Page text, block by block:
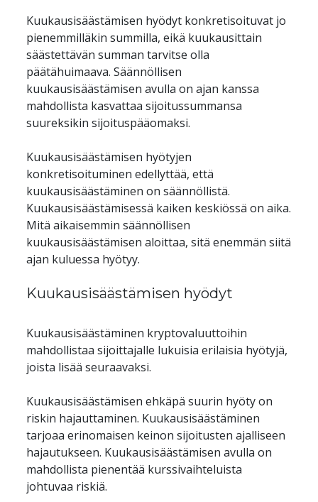
Kuukausisäästämisen hyödyt konkretisoituvat jo
pienemmilläkin summilla, eikä kuukausittain
säästettävän summan tarvitse olla
päätähuimaava. Säännöllisen
kuukausisäästämisen avulla on ajan kanssa
mahdollista kasvattaa sijoitussummansa
Kuukausisäästämisen hyötyjen
konkretisoituminen edellyttää, että
kuukausisäästäminen on säännöllistä.
Kuukausisäästämisessä kaiken keskiössä on aika.
Mitä aikaisemmin säännöllisen
kuukausisäästämisen aloittaa, sitä enemmän siitä
Kuukausisäästämisen hyödyt
Kuukausisäästäminen kryptovaluuttoihin
mahdollistaa sijoittajalle lukuisia erilaisia hyötyjä,
Kuukausisäästämisen ehkäpä suurin hyöty on
riskin hajauttaminen. Kuukausisäästäminen
tarjoaa erinomaisen keinon sijoitusten ajalliseen
hajautukseen. Kuukausisäästämisen avulla on
mahdollista pienentää kurssivaihteluista